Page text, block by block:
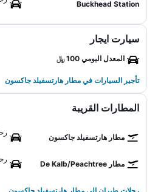
Buckhead Station
سيارت ايجار
المعدل اليومي 100 ﷼
تأجير السيارات في مطار هارتسفيلد جاكسون
المطارات القريبة
مطار هارتسفيلد جاكسون
مطار De Kalb/Peachtree